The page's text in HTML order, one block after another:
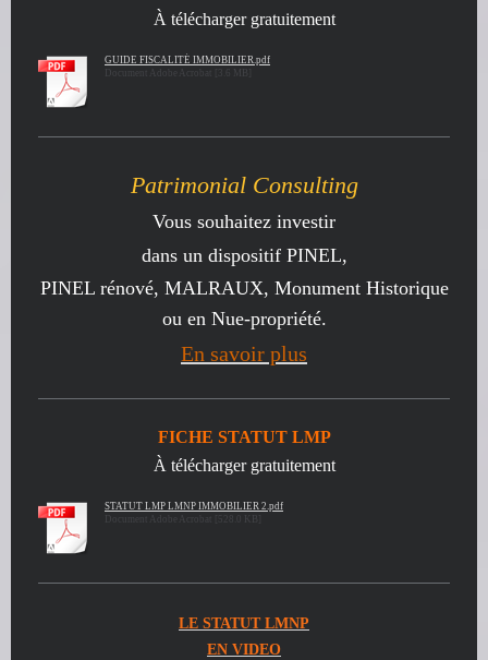
À télécharger gratuitement
GUIDE FISCALITÉ IMMOBILIER.pdf
Document Adobe Acrobat [3.6 MB]
Patrimonial Consulting
Vous souhaitez investir
dans un dispositif PINEL,
PINEL rénové, MALRAUX, Monument Historique
ou en Nue-propriété.
En savoir plus
FICHE STATUT LMP
À télécharger gratuitement
STATUT LMP LMNP IMMOBILIER 2.pdf
Document Adobe Acrobat [528.0 KB]
LE STATUT LMNP
EN VIDEO